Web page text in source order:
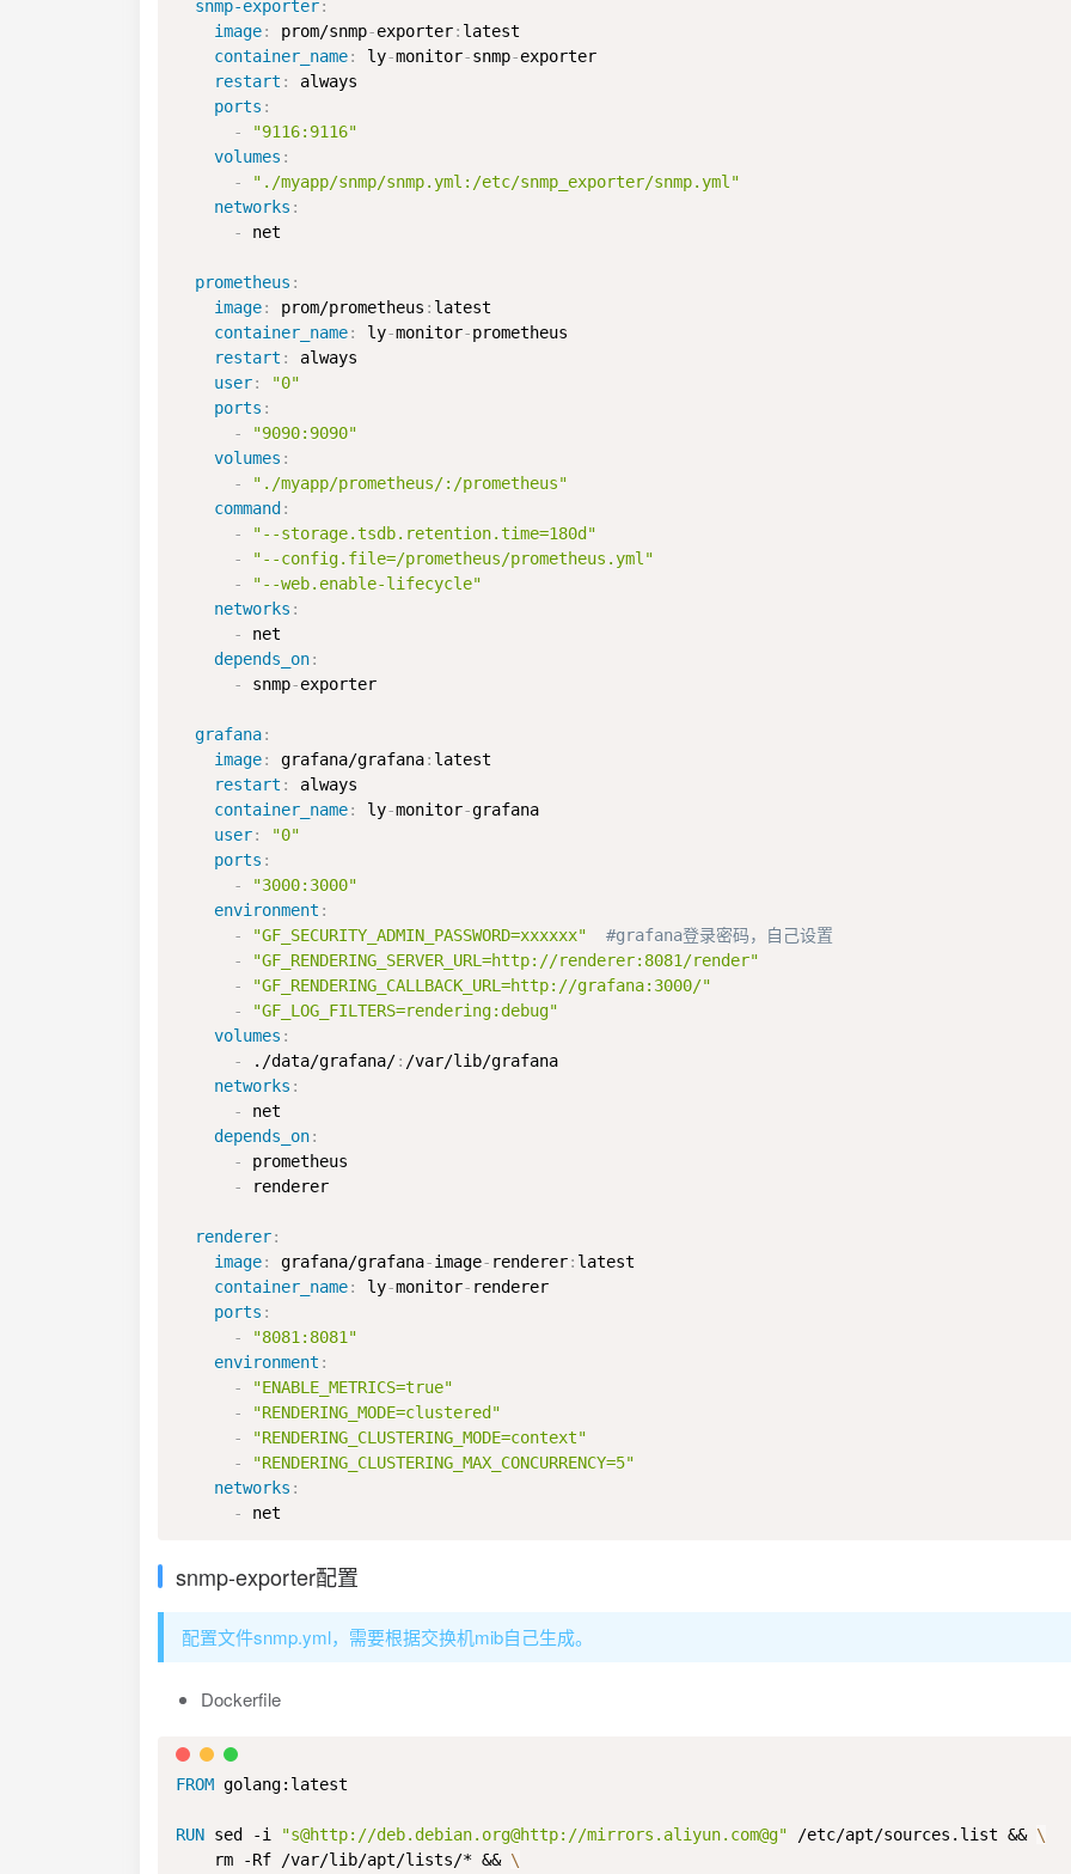
snmp-exporter:
image: prom/snmp-exporter: latest
container_name: ly-monitor-snmp-exporter
restart :
always
ports :
-
"9116:9116"
volumes :
-
"./myapp/snmp/snmp.yml:/etc/snmp_exporter/snmp.yml"
networks :
-
net
prometheus :
image: prom/prometheus : latest
container_name: ly-monitor-prometheus
restart :
always
user:
"0"
ports :
-
"9090:9090"
volumes :
-
"./myapp/prometheus/:/prometheus"
command :
-
"--storage.tsdb.retention.time=180d"
-
"--config.file=/prometheus/prometheus.yml"
-
"--web.enable-lifecycle"
networks :
-
net
depends_on:
-
snmp-exporter
grafana:
image: grafana/grafana: latest
restart :
always
container_name: ly-monitor-grafana
user:
"0"
ports :
-
"3000:3000"
environment :
-
"GF_SECURITY_ADMIN_PASSWORD=xxxxxx"
#grafana登录密码，自己设置
-
"GF_RENDERING_SERVER_URL=http://renderer:8081/render"
-
"GF_RENDERING_CALLBACK_URL=http://grafana:3000/"
-
"GF_LOG_FILTERS=rendering:debug"
volumes :
-
./data/grafana/: /var/lib/grafana
networks :
-
net
depends_on:
-
prometheus
-
renderer
renderer:
image: grafana/grafana-image- renderer: latest
container_name: ly-monitor- renderer
ports :
-
"8081:8081"
environment :
-
"ENABLE_METRICS=true"
-
"RENDERING_MODE=clustered"
-
"RENDERING_CLUSTERING_MODE=context"
-
"RENDERING_CLUSTERING_MAX_CONCURRENCY=5"
networks :
-
net
snmp-exporter配置
配置文件snmp.yml，需要根据交换机mib自己生成。
Dockerfile
FROM golang:latest
RUN sed -i "s@http://deb.debian.org@http://mirrors.aliyun.com@g" /etc/apt/sources.list && \
    rm -Rf /var/lib/apt/lists/* &&
\